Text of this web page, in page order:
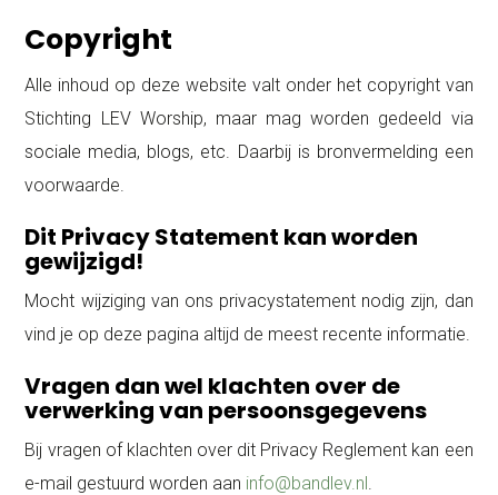
Copyright
Alle inhoud op deze website valt onder het copyright van
Stichting LEV Worship, maar mag worden gedeeld via
sociale media, blogs, etc. Daarbij is bronvermelding een
voorwaarde.
Dit Privacy Statement kan worden
gewijzigd!
Mocht wijziging van ons privacystatement nodig zijn, dan
vind je op deze pagina altijd de meest recente informatie.
Vragen dan wel klachten over de
verwerking van persoonsgegevens
Bij vragen of klachten over dit Privacy Reglement kan een
e-mail gestuurd worden aan info@bandlev.nl.